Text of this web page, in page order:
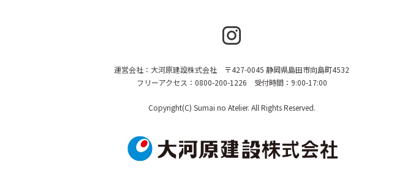
運営会社：大河原建設株式会社 〒427-0045 静岡県島田市向島町4532
フリーアクセス：0800-200-1226 受付時間：9:00-17:00
Copyright(C) Sumai no Atelier. All Rights Reserved.